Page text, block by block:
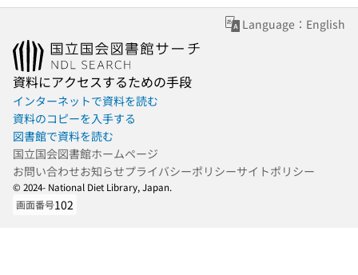
Language：English
資料にアクセスするための手段
インターネットで資料を読む
資料のコピーを入手する
図書館で資料を読む
国立国会図書館ホームページ
お問い合わせお知らせプライバシーポリシーサイトポリシー
© 2024- National Diet Library, Japan.
画面番号102